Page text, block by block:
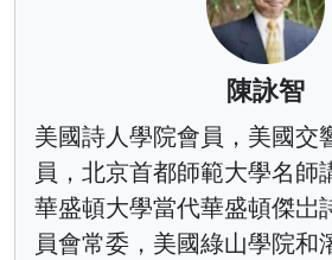
陳詠智
美國詩人學院會員，美國交
員，北京首都師範大學名師
華盛頓大學當代華盛頓傑岀
員會常委，美國綠山學院和